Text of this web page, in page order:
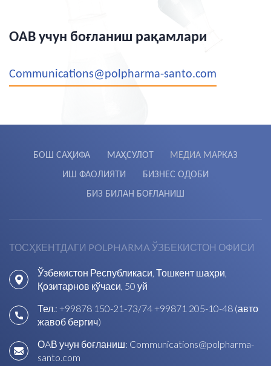
ОAВ учун боғланиш рақамлари
Сommunications@polpharma-santo.com
БОШ САҲИФА МАҲСУЛОТ
МЕДИА МАРКАЗ
ИШ ФАОЛИЯТИ
БИЗНЕС ОДОБИ
БИЗ БИЛАН БОҒЛАНИШ
ТОСҲКЕНТДAГИ POLPHARMA ЎЗБЕКИСТОН ОФИСИ
Ўзбекистон Республикаси, Тошкент шаҳри,
Қозитарнов кўчаси, 50 уй
Тел.: +99878 150-21-73/74+99871 205-10-48 (авто
жавоб бергич)
ОAВ учун боғланиш: Communications@polpharma-
santo.com